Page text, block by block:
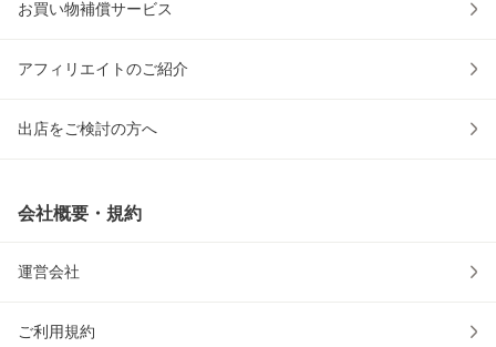
お買い物補償サービス
アフィリエイトのご紹介
出店をご検討の方へ
会社概要・規約
運営会社
ご利用規約